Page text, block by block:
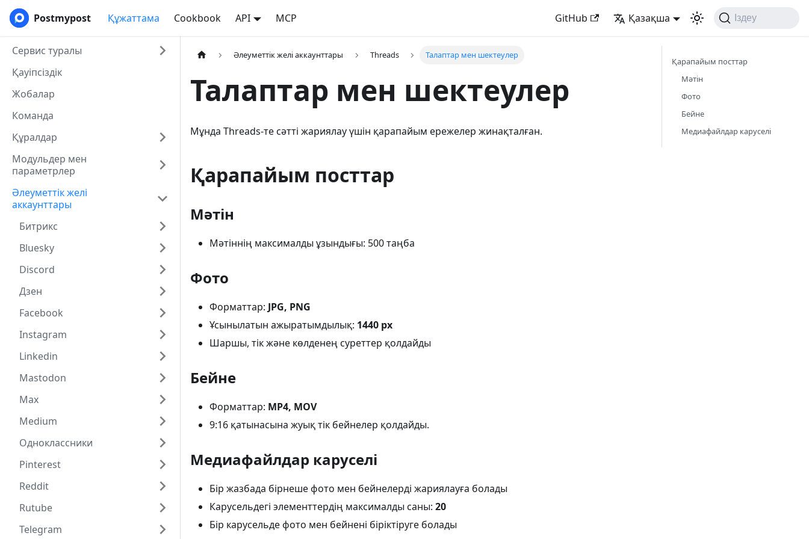
Postmypost Құжаттама Cookbook API MCP GitHub Қазақша Іздеу
Сервис туралы
Қауіпсіздік
Жобалар
Команда
Құралдар
Модульдер мен
параметрлер
Әлеуметтік желі
аккаунттары
Битрикс
Bluesky
Discord
Дзен
Facebook
Instagram
Linkedin
Mastodon
Max
Medium
Одноклассники
Pinterest
Reddit
Rutube
Telegram
Әлеуметтік желі аккаунттары Threads Талаптар мен шектеулер
Талаптар мен шектеулер
Мұнда Threads-те сәтті жариялау үшін қарапайым ережелер жинақталған.
Қарапайым посттар
Мәтін
Мәтіннің максималды ұзындығы: 500 таңба
Фото
Форматтар: JPG, PNG
Ұсынылатын ажыратымдылық: 1440 px
Шаршы, тік және көлденең суреттер қолдайды
Бейне
Форматтар: MP4, MOV
9:16 қатынасына жуық тік бейнелер қолдайды.
Медиафайлдар каруселі
Бір жазбада бірнеше фото мен бейнелерді жариялауға болады
Карусельдегі элементтердің максималды саны: 20
Бір карусельде фото мен бейнені біріктіруге болады
Қарапайым посттар
Мәтін
Фото
Бейне
Медиафайлдар каруселі